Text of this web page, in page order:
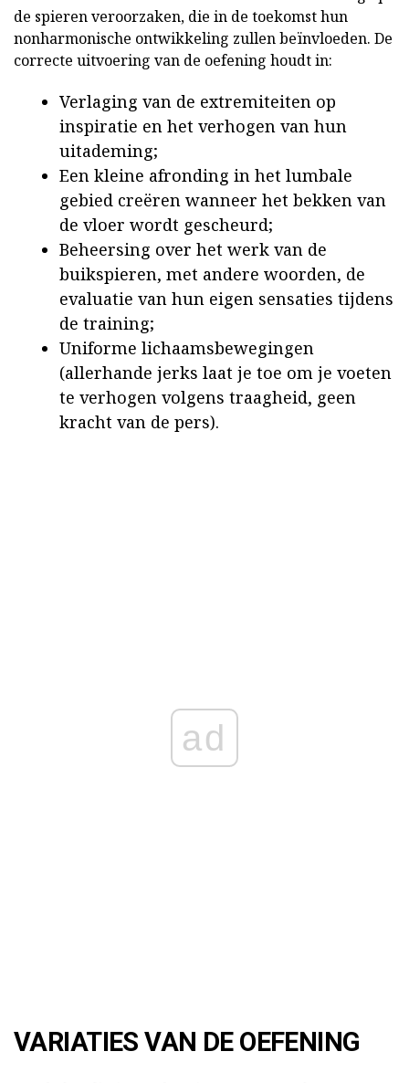
de spieren veroorzaken, die in de toekomst hun
nonharmonische ontwikkeling zullen beïnvloeden. De
correcte uitvoering van de oefening houdt in:
Verlaging van de extremiteiten op
inspiratie en het verhogen van hun
uitademing;
Een kleine afronding in het lumbale
gebied creëren wanneer het bekken van
de vloer wordt gescheurd;
Beheersing over het werk van de
buikspieren, met andere woorden, de
evaluatie van hun eigen sensaties tijdens
de training;
Uniforme lichaamsbewegingen
(allerhande jerks laat je toe om je voeten
te verhogen volgens traagheid, geen
kracht van de pers).
ad
VARIATIES VAN DE OEFENING